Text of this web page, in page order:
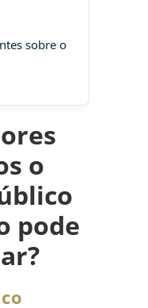
sobre o
o
pode